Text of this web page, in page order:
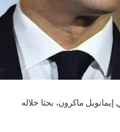
ماكرون، بحثا خلاله